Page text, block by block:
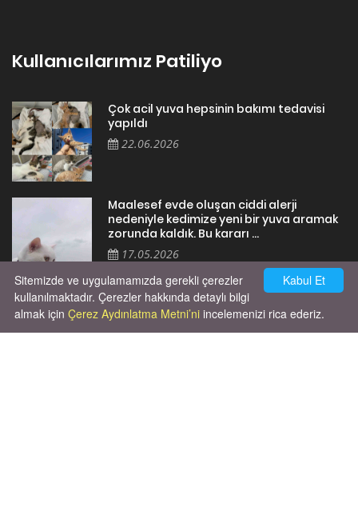
Kullanıcılarımız Patiliyo
Çok acil yuva hepsinin bakımı tedavisi
yapıldı
22.06.2026
Maalesef evde oluşan ciddi alerji
nedeniyle kedimize yeni bir yuva aramak
zorunda kaldık. Bu kararı ...
17.05.2026
Kabul Et
Sitemizde ve uygulamamızda gerekli çerezler
kullanılmaktadır. Çerezler hakkında detaylı bilgi
almak için Çerez Aydınlatma Metni’ni incelemenizi rica ederiz.